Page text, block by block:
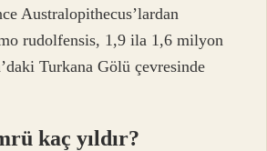
Australopithecus’lardan
rudolfensis, 1,9 ila 1,6 milyon
Turkana Gölü çevresinde
kaç yıldır?